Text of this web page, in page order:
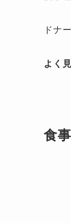
ドナ
よく
食